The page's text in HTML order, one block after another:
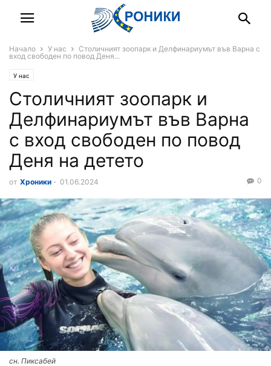
Начало У нас
Столичният зоопарк и Делфинариумът във Варна с
вход свободен по повод Деня...
У нас
Столичният зоопарк и
Делфинариумът във Варна
с вход свободен по повод
Деня на детето
от Хроники - 01.06.2024 0
сн. Пиксабей